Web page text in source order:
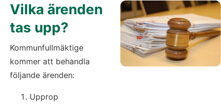
Vilka ärenden
tas upp?
Kommunfullmäktige
kommer att behandla
följande ärenden:
Upprop